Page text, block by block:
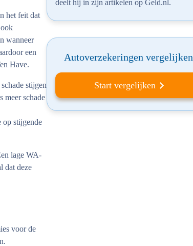
het feit dat
wanneer
een
Have.
stijgen
meer schade
op stijgende
lage WA-
dat deze
voor de
deelt hij in zijn artikelen op Geld.nl.
Autoverzekeringen vergelijken
Start vergelijken